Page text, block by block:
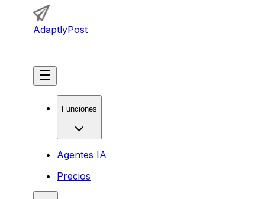
AdaptlyPost
Funciones
Agentes IA
Precios